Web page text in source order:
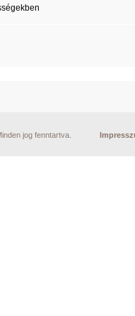
jog fenntartva.